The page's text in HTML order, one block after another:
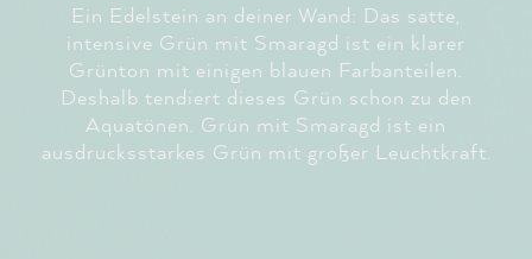
Ein Edelstein an deiner Wand: Das satte,
intensive Grün mit Smaragd ist ein klarer
Grünton mit einigen blauen Farbanteilen.
Deshalb tendiert dieses Grün schon zu den
Aquatönen. Grün mit Smaragd ist ein
ausdrucksstarkes Grün mit großer Leuchtkraft.